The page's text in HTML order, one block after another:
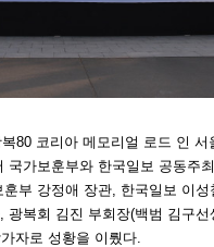
80 코리아 메모리얼 로드 인 서
국가보훈부와 한국일보 공동주
부 강정애 장관, 한국일보 이성
광복회 김진 부회장(백범 김구선
자로 성황을 이뤘다.